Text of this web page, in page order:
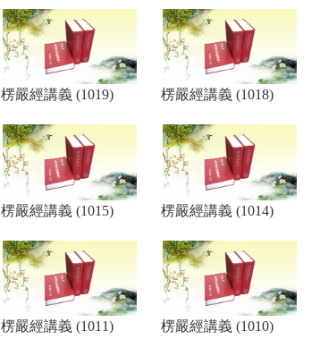
楞嚴經講義 (1019) 楞嚴經講義 (1018)
楞嚴經講義 (1015) 楞嚴經講義 (1014)
楞嚴經講義 (1011) 楞嚴經講義 (1010)